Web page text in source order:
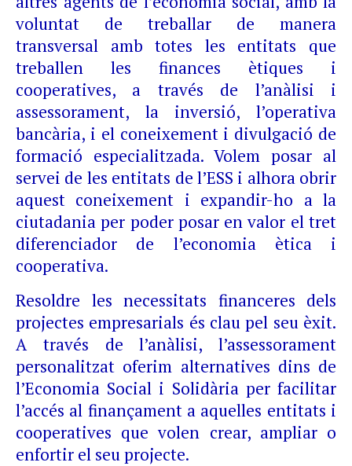
voluntat de treballar de manera
transversal amb totes les entitats que
treballen les finances ètiques i
cooperatives, a través de l’anàlisi i
assessorament, la inversió, l’operativa
bancària, i el coneixement i divulgació de
formació especialitzada. Volem posar al
servei de les entitats de l’ESS i alhora obrir
aquest coneixement i expandir-ho a la
ciutadania per poder posar en valor el tret
diferenciador de l’economia ètica i
cooperativa.
Resoldre les necessitats financeres dels
projectes empresarials és clau pel seu èxit.
A través de l’anàlisi, l’assessorament
personalitzat oferim alternatives dins de
l’Economia Social i Solidària per facilitar
l’accés al finançament a aquelles entitats i
cooperatives que volen crear, ampliar o
enfortir el seu projecte.